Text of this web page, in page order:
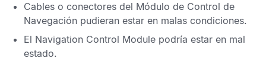
Cables o conectores del Módulo de Control de
Navegación pudieran estar en malas condiciones.
El Navigation Control Module podría estar en mal
estado.